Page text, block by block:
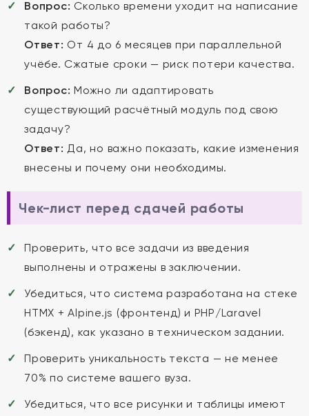
Вопрос: Сколько времени уходит на написание
такой работы?
Ответ: От 4 до 6 месяцев при параллельной
учёбе. Сжатые сроки — риск потери качества.
Вопрос: Можно ли адаптировать
существующий расчётный модуль под свою
задачу?
Ответ: Да, но важно показать, какие изменения
внесены и почему они необходимы.
Чек-лист перед сдачей работы
Проверить, что все задачи из введения
выполнены и отражены в заключении.
Убедиться, что система разработана на стеке
HTMX + Alpine.js (фронтенд) и PHP/Laravel
(бэкенд), как указано в техническом задании.
Проверить уникальность текста — не менее
70% по системе вашего вуза.
Убедиться, что все рисунки и таблицы имеют